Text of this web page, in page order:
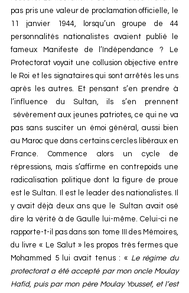
pas pris une valeur de proclamation officielle, le
11 janvier 1944, lorsqu’un groupe de 44
personnalités nationalistes avaient publié le
fameux Manifeste de l’Indépendance ? Le
Protectorat voyait une collusion objective entre
le Roi et les signataires qui sont arrêtés les uns
après les autres. Et pensant s’en prendre à
l’influence du Sultan, ils s’en prennent
sévèrement aux jeunes patriotes, ce qui ne va
pas sans susciter un émoi général, aussi bien
au Maroc que dans certains cercles libéraux en
France. Commence alors un cycle de
répressions, mais s’affirme en contrepoids une
radicalisation politique dont la figure de proue
est le Sultan. Il est le leader des nationalistes. Il
y avait déjà deux ans que le Sultan avait osé
dire la vérité à de Gaulle lui-même. Celui-ci ne
rapporte-t-il pas dans son tome III des Mémoires,
du livre « Le Salut » les propos très fermes que
Mohammed 5 lui avait tenus : « Le régime du
protectorat a été accepté par mon oncle Moulay
Hafid, puis par mon père Moulay Youssef, et l’est